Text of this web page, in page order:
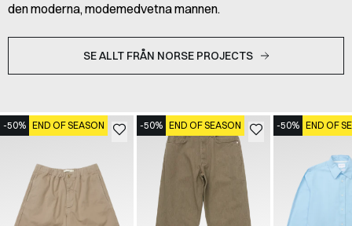
den moderna, modemedvetna mannen.
SE ALLT FRÅN NORSE PROJECTS
-50% END OF SEASON -50% END OF SEASON -50% END OF